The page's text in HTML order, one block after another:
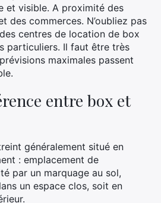
et visible. A proximité des
des commerces. N’oubliez pas
centres de location de box
particuliers. Il faut être très
maximales passent
entre box et
généralement situé en
: emplacement de
par un marquage au sol,
un espace clos, soit en
×